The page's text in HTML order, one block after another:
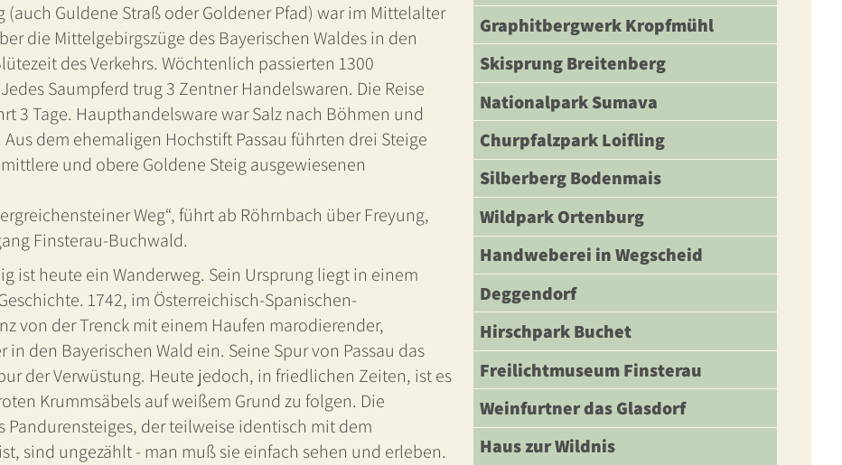
(auch Guldene Straß oder Goldener Pfad) war im Mittelalter
die Mittelgebirgszüge des Bayerischen Waldes in den
des Verkehrs. Wöchtenlich passierten 1300
Saumpferd trug 3 Zentner Handelswaren. Die Reise
3 Tage. Haupthandelsware war Salz nach Böhmen und
dem ehemaligen Hochstift Passau führten drei Steige
und obere Goldene Steig ausgewiesenen
Weg“, führt ab Röhrnbach über Freyung,
Finsterau-Buchwald.
ist heute ein Wanderweg. Sein Ursprung liegt in einem
1742, im Österreichisch-Spanischen-
von der Trenck mit einem Haufen marodierender,
den Bayerischen Wald ein. Seine Spur von Passau das
der Verwüstung. Heute jedoch, in friedlichen Zeiten, ist es
Krummsäbels auf weißem Grund zu folgen. Die
der teilweise identisch mit dem
sind ungezählt - man muß sie einfach sehen und erleben.
Graphitbergwerk Kropfmühl
Skisprung Breitenberg
Nationalpark Sumava
Churpfalzpark Loifling
Silberberg Bodenmais
Wildpark Ortenburg
Handweberei in Wegscheid
Deggendorf
Hirschpark Buchet
Freilichtmuseum Finsterau
Weinfurtner das Glasdorf
Haus zur Wildnis